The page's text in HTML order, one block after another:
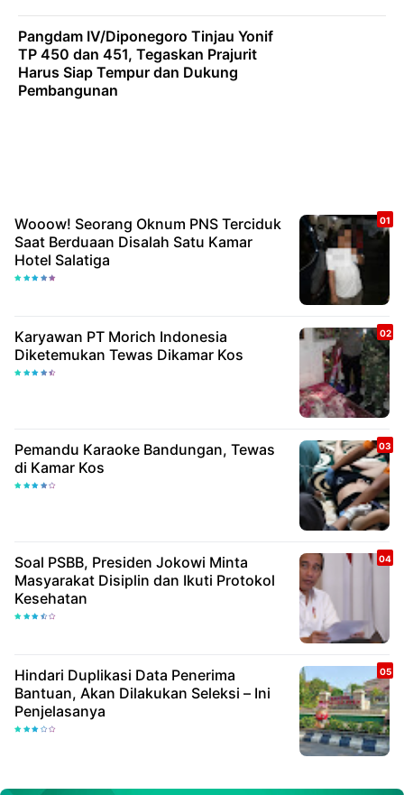
Pangdam IV/Diponegoro Tinjau Yonif
TP 450 dan 451, Tegaskan Prajurit
Harus Siap Tempur dan Dukung
Pembangunan
Wooow! Seorang Oknum PNS Terciduk
Saat Berduaan Disalah Satu Kamar
Hotel Salatiga
Karyawan PT Morich Indonesia
Diketemukan Tewas Dikamar Kos
Pemandu Karaoke Bandungan, Tewas
di Kamar Kos
Soal PSBB, Presiden Jokowi Minta
Masyarakat Disiplin dan Ikuti Protokol
Kesehatan
Hindari Duplikasi Data Penerima
Bantuan, Akan Dilakukan Seleksi – Ini
Penjelasanya